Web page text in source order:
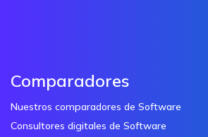
Comparadores
Nuestros comparadores de Software
Consultores digitales de Software